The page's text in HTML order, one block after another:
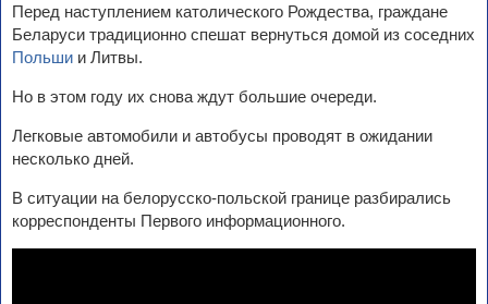
Перед наступлением католического Рождества, граждане
Беларуси традиционно спешат вернуться домой из соседних
Польши и Литвы.
Но в этом году их снова ждут большие очереди.
Легковые автомобили и автобусы проводят в ожидании
несколько дней.
В ситуации на белорусско-польской границе разбирались
корреспонденты Первого информационного.